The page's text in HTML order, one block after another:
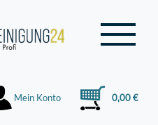
Mein Konto 0,00 €